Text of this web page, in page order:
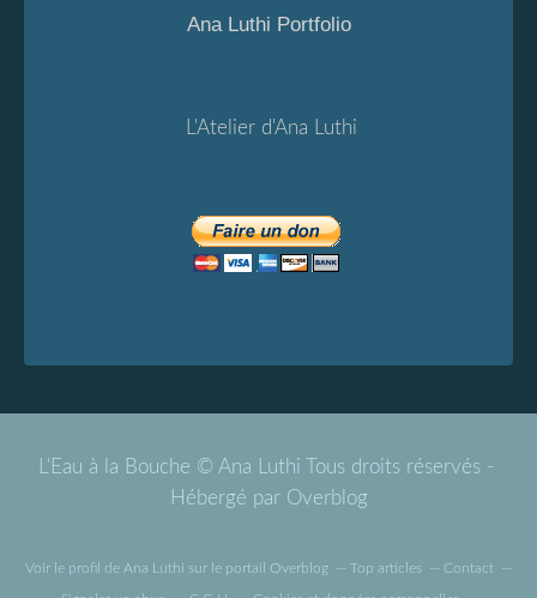
Ana Luthi Portfolio
L'Atelier d'Ana Luthi
L'Eau à la Bouche © Ana Luthi Tous droits réservés -
Hébergé par Overblog
Voir le profil de Ana Luthi sur le portail Overblog Top articles Contact